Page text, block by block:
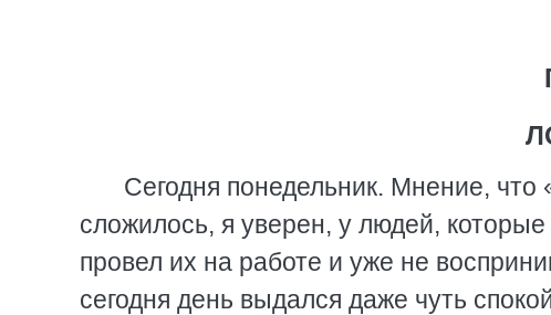
Сегодня понедельник. Мнение,
сложилось, я уверен, у людей,
провел их на работе и уже не
сегодня день выдался даже чуть